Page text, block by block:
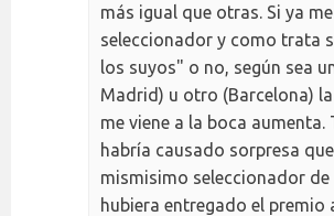
más igual que otras. Si ya
seleccionador y como trata
los suyos" o no, según sea
Madrid) u otro (Barcelona)
me viene a la boca aumenta.
habría causado sorpresa
mismisimo seleccionador de
hubiera entregado el premio